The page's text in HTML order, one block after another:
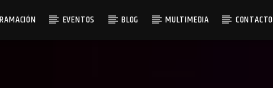
EVENTOS BLOG MULTIMEDIA CONTACTO